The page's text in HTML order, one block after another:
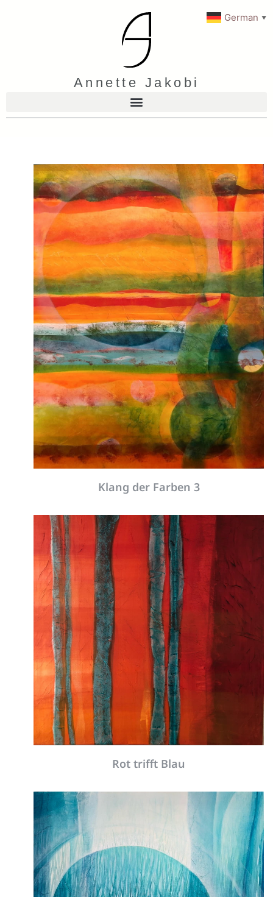
Klang der Farben 3
Rot trifft Blau
angekommen
German ▼